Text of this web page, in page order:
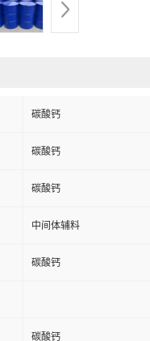
碳酸钙
碳酸钙
碳酸钙
中间体辅料
碳酸钙
碳酸钙